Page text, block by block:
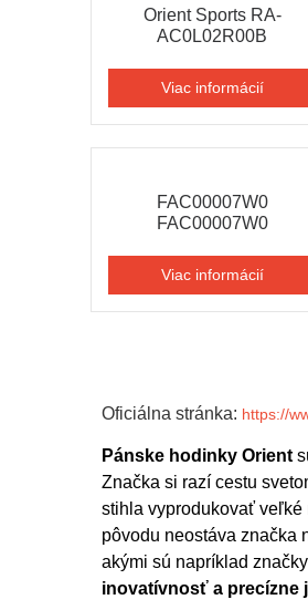
Orient Sports RA-
AC0L02R00B
Viac informácií
FAC00007W0
FAC00007W0
Viac informácií
Oficiálna stránka: https://
Pánske hodinky Orient
Značka si razí cestu
stihla vyprodukovať veľké
pôvodu neostáva značka
akými sú napríklad značky
inovatívnosť a precízne